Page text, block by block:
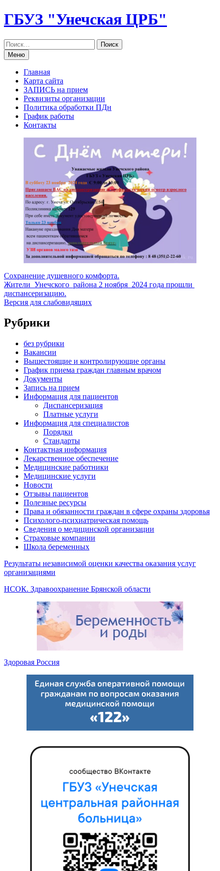
Перейти
к
ГБУЗ "Унечская ЦРБ"
Меню
Главная
Карта сайта
ЗАПИСЬ на прием
Реквизиты организации
Политика обработки ПДн
График работы
Контакты
Сохранение душевного комфорта.
Жители Унечского района 2 ноября 2024 года прошли
диспансеризацию.
Версия для слабовидящих
Рубрики
без рубрики
Вакансии
Вышестоящие и контролирующие органы
График приема граждан главным врачом
Документы
Запись на прием
Информация для пациентов
Диспансеризация
Платные услуги
Информация для специалистов
Порядки
Стандарты
Контактная информация
Лекарственное обеспечение
Медицинские работники
Медицинские услуги
Новости
Отзывы пациентов
Полезные ресурсы
Права и обязанности граждан в сфере охраны здоровья
Психолого-психиатрическая помощь
Сведения о медицинской организации
Страховые компании
Школа беременных
Результаты независимой оценки качества оказания услуг
организациями
НСОК. Здравоохранение Брянской области
Здоровая Россия